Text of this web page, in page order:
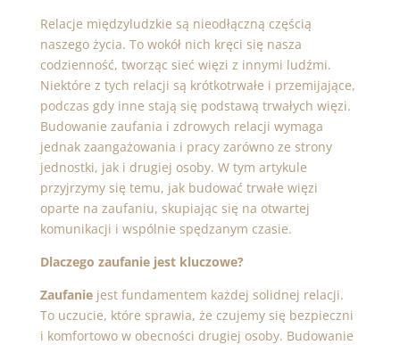
Relacje międzyludzkie są nieodłączną częścią
naszego życia. To wokół nich kręci się nasza
codzienność, tworząc sieć więzi z innymi ludźmi.
Niektóre z tych relacji są krótkotrwałe i przemijające,
podczas gdy inne stają się podstawą trwałych więzi.
Budowanie zaufania i zdrowych relacji wymaga
jednak zaangażowania i pracy zarówno ze strony
jednostki, jak i drugiej osoby. W tym artykule
przyjrzymy się temu, jak budować trwałe więzi
oparte na zaufaniu, skupiając się na otwartej
komunikacji i wspólnie spędzanym czasie.
Dlaczego zaufanie jest kluczowe?
Zaufaniejest fundamentem każdej solidnej relacji.
To uczucie, które sprawia, że czujemy się bezpieczni
i komfortowo w obecności drugiej osoby. Budowanie